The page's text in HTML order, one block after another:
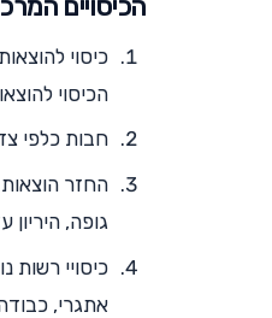
הכיסויים
כיסוי
הכיסוי
חבות כלפי
החזר
גופה, היריון עד שבוע 12 שאובחן לראשונה
כיסויי
אתגרי,